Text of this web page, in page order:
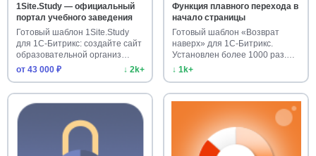
1Site.Study — официальный
портал учебного заведения
Готовый шаблон 1Site.Study
для 1С-Битрикс: создайте сайт
образовательной организ…
от 43 000 ₽
↓ 2k+
Функция плавного перехода в
начало страницы
Готовый шаблон «Возврат
наверх» для 1С-Битрикс.
Установлен более 1000 раз.
Улучш…
↓ 1k+